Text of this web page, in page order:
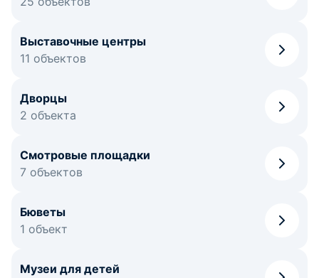
Выставочные центры
11 объектов
Дворцы
2 объекта
Смотровые площадки
7 объектов
Бюветы
1 объект
Музеи для детей